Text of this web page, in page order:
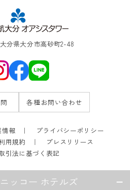
分県大分市高砂町2-48
各種お問い合わせ
情報
プライバシーポリシー
用規約
プレスリリース
引法に基づく表記
ッコー ホテルズ